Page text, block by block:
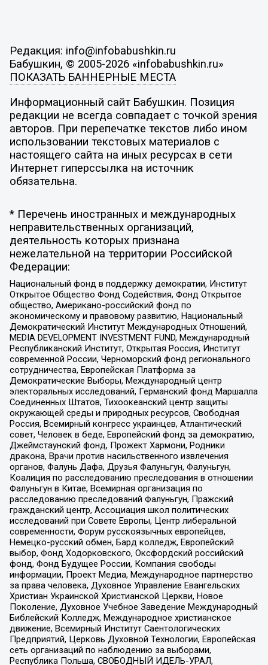
Редакция: info@infobabushkin.ru
Бабушкин, © 2005-2026 «infobabushkin.ru»
ПОКАЗАТЬ БАННЕРНЫЕ МЕСТА
Информационный сайт Бабушкин. Позиция
редакции не всегда совпадает с точкой зрения
авторов. При перепечатке текстов либо ином
использовании текстовых материалов с
настоящего сайта на иных ресурсах в сети
Интернет гиперссылка на источник
обязательна.
* Перечень иностранных и международных
неправительственных организаций,
деятельность которых признана
нежелательной на территории Российской
Федерации:
Национальный фонд в поддержку демократии, Институт
Открытое Общество Фонд Содействия, Фонд Открытое
общество, Американо-российский фонд по
экономическому и правовому развитию, Национальный
Демократический Институт Международных Отношений,
MEDIA DEVELOPMENT INVESTMENT FUND, Международный
Республиканский Институт, Открытая Россия, Институт
современной России, Черноморский фонд регионального
сотрудничества, Европейская Платформа за
Демократические Выборы, Международный центр
электоральных исследований, Германский фонд Маршалла
Соединенных Штатов, Тихоокеанский центр защиты
окружающей среды и природных ресурсов, Свободная
Россия, Всемирный конгресс украинцев, Атлантический
совет, Человек в беде, Европейский фонд за демократию,
Джеймстаунский фонд, Прожект Хармони, Родники
дракона, Врачи против насильственного извлечения
органов, Фалунь Дафа, Друзья Фалуньгун, Фалуньгун,
Коалиция по расследованию преследования в отношении
Фалуньгун в Китае, Всемирная организация по
расследованию преследований Фалуньгун, Пражский
гражданский центр, Ассоциация школ политических
исследований при Совете Европы, Центр либеральной
современности, Форум русскоязычных европейцев,
Немецко-русский обмен, Бард колледж, Европейский
выбор, Фонд Ходорковского, Оксфордский российский
фонд, Фонд Будущее России, Компания свободы
информации, Проект Медиа, Международное партнерство
за права человека, Духовное Управление Евангельских
Христиан Украинской Христианской Церкви, Новое
Поколение, Духовное Учебное Заведение Международный
Библейский Колледж, Международное христианское
движение, Всемирный Институт Саентологических
Предприятий, Церковь Духовной Технологии, Европейская
сеть организаций по наблюдению за выборами,
Республика Польша, СВОБОДНЫЙ ИДЕЛЬ-УРАЛ,